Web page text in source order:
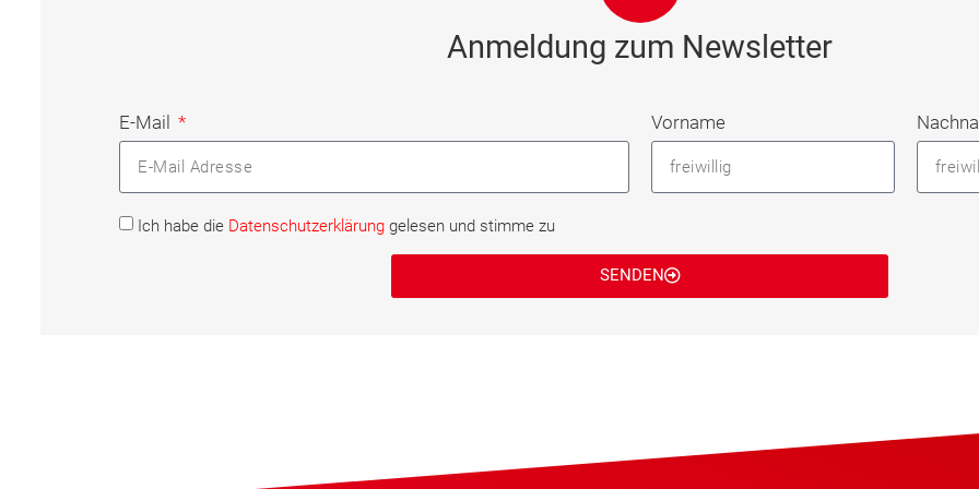
Anmeldung zum Newsletter
E-Mail Vorname
Ich habe die Datenschutzerklärung gelesen und stimme zu
SENDEN